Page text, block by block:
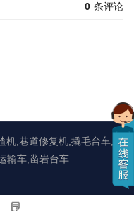
0 条评论
机,巷道修复机,撬毛台车,矿
输车,凿岩台车